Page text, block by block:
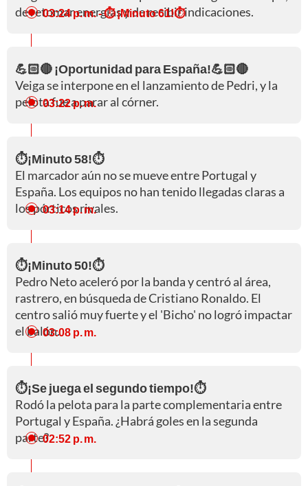
de retomar energías y de recibir indicaciones.
03:24 p. m.- ⏱️ ¡Minuto 61!⏱️
💪🏻🔴 ¡Oportunidad para España!💪🏻🔴
Veiga se interpone en el lanzamiento de Pedri, y la
pelota fue a parar al córner.
03:22 p. m.
⏱️¡Minuto 58!⏱️
El marcador aún no se mueve entre Portugal y
España. Los equipos no han tenido llegadas claras a
los pórticos rivales.
03:14 p. m.
⏱️¡Minuto 50!⏱️
Pedro Neto aceleró por la banda y centró al área,
rastrero, en búsqueda de Cristiano Ronaldo. El
centro salió muy fuerte y el 'Bicho' no logró impactar
el balón.03:08 p. m.
⏱️¡Se juega el segundo tiempo!⏱️
Rodó la pelota para la parte complementaria entre
Portugal y España. ¿Habrá goles en la segunda
parte?02:52 p. m.